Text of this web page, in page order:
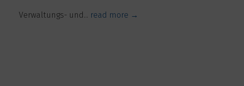
Verwaltungs- und... read more →